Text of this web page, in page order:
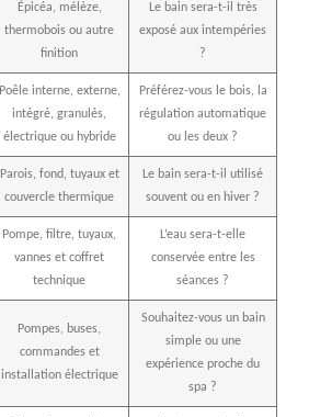
Épicéa, mélèze,
thermobois ou autre
finition
Le bain sera-t-il très
exposé aux intempéries
?
Poêle interne, externe,
intégré, granulés,
électrique ou hybride
Préférez-vous le bois, la
régulation automatique
ou les deux ?
Parois, fond, tuyaux et
couvercle thermique
Le bain sera-t-il utilisé
souvent ou en hiver ?
Pompe, filtre, tuyaux,
vannes et coffret
technique
L’eau sera-t-elle
conservée entre les
séances ?
Pompes, buses,
commandes et
installation électrique
Souhaitez-vous un bain
simple ou une
expérience proche du
spa ?